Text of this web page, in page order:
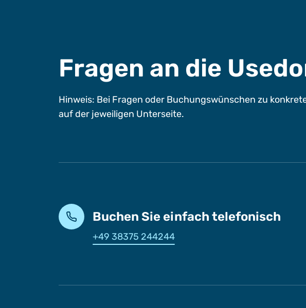
Fragen an die
Hinweis: Bei Fragen oder Buchungswünschen zu
auf der jeweiligen Unterseite.
Buchen Sie einfach telefonisch
+49 38375 244244